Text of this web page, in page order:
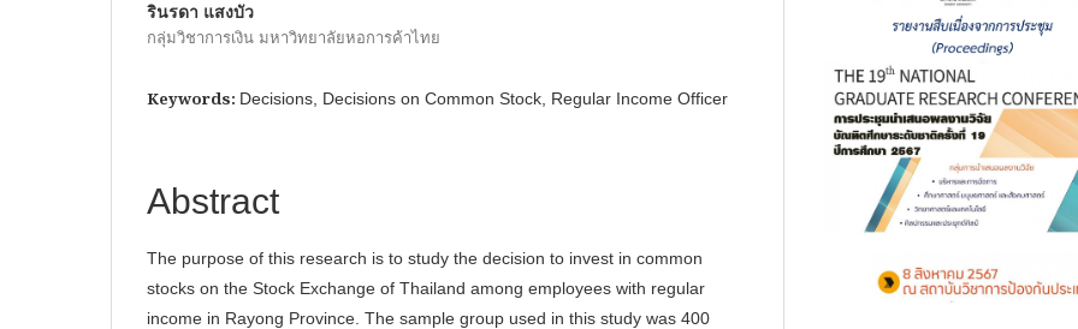
รินรดา แสงบัว
กลุ่มวิชาการเงิน มหาวิทยาลัยหอการค้าไทย
Keywords: Decisions, Decisions on Common Stock, Regular Income Officer
Abstract
The purpose of this research is to study the decision to invest in common
stocks on the Stock Exchange of Thailand among employees with regular
income in Rayong Province. The sample group used in this study was 400